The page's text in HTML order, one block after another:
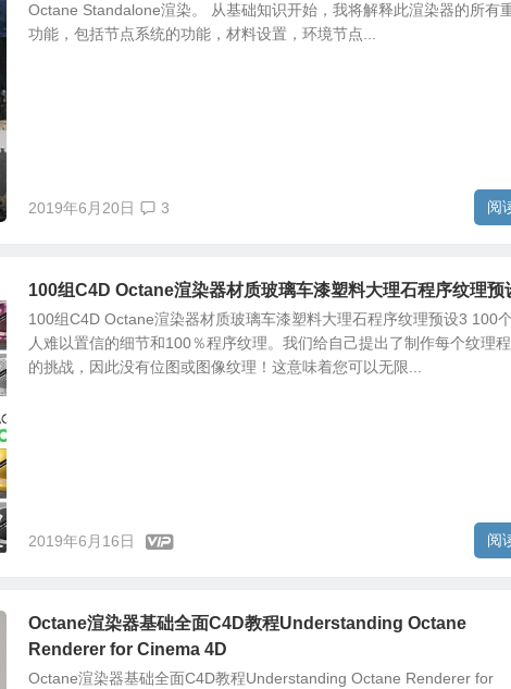
Octane Standalone渲染。 从基础知识开始，我将解释此渲染器的所有
功能，包括节点系统的功能，材料设置，环境节点...
2019年6月20日 3 阅
100组C4D Octane渲染器材质玻璃车漆塑料大理石程序纹理预
100组C4D Octane渲染器材质玻璃车漆塑料大理石程序纹理预设3 100
人难以置信的细节和100％程序纹理。我们给自己提出了制作每个纹理
的挑战，因此没有位图或图像纹理！这意味着您可以无限...
2019年6月16日 阅
Octane渲染器基础全面C4D教程Understanding Octane
Renderer for Cinema 4D
Octane渲染器基础全面C4D教程Understanding Octane Renderer for